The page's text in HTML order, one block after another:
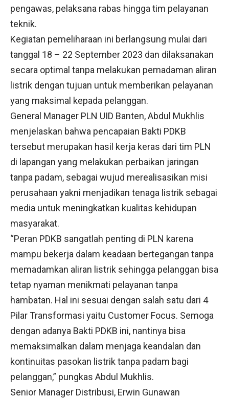
pengawas, pelaksana rabas hingga tim pelayanan
teknik.
Kegiatan pemeliharaan ini berlangsung mulai dari
tanggal 18 – 22 September 2023 dan dilaksanakan
secara optimal tanpa melakukan pemadaman aliran
listrik dengan tujuan untuk memberikan pelayanan
yang maksimal kepada pelanggan.
General Manager PLN UID Banten, Abdul Mukhlis
menjelaskan bahwa pencapaian Bakti PDKB
tersebut merupakan hasil kerja keras dari tim PLN
di lapangan yang melakukan perbaikan jaringan
tanpa padam, sebagai wujud merealisasikan misi
perusahaan yakni menjadikan tenaga listrik sebagai
media untuk meningkatkan kualitas kehidupan
masyarakat.
“Peran PDKB sangatlah penting di PLN karena
mampu bekerja dalam keadaan bertegangan tanpa
memadamkan aliran listrik sehingga pelanggan bisa
tetap nyaman menikmati pelayanan tanpa
hambatan. Hal ini sesuai dengan salah satu dari 4
Pilar Transformasi yaitu Customer Focus. Semoga
dengan adanya Bakti PDKB ini, nantinya bisa
memaksimalkan dalam menjaga keandalan dan
kontinuitas pasokan listrik tanpa padam bagi
pelanggan,” pungkas Abdul Mukhlis.
Senior Manager Distribusi, Erwin Gunawan